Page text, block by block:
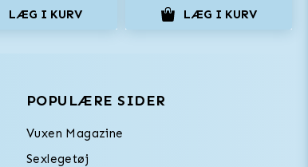
LÆG I KURV LÆG I KURV
POPULÆRE SIDER
Vuxen Magazine
Sexlegetøj